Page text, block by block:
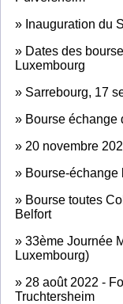
» Inauguration du
» Dates des
Luxembourg
» Sarrebourg, 17
» Bourse échange
» 20 novembre
» Bourse-échange
» Bourse toutes
Belfort
» 33ème Journée
Luxembourg)
» 28 août 2022 -
Truchtersheim